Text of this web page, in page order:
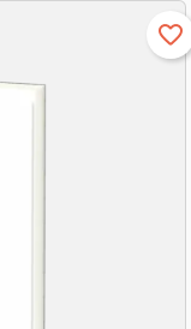
favorite_border